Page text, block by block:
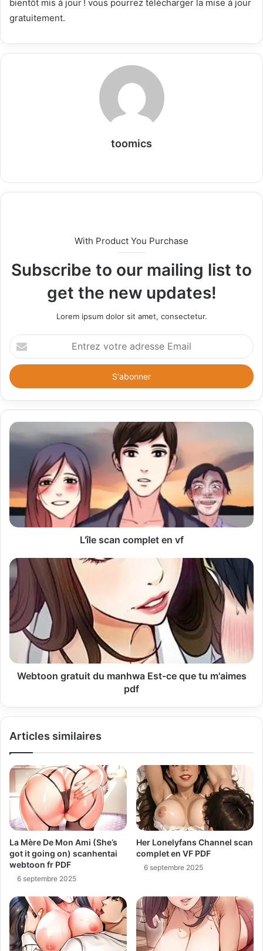
bientôt mis à jour ! vous pourrez télécharger la mise à jour
gratuitement.
toomics
b
e
With Product You Purchase
Subscribe to our mailing list to
get the new updates!
Lorem ipsum dolor sit amet, consectetur.
E
n
r
z
o
d
r
s
E
a
i
L'île scan complet en vf
Webtoon gratuit du manhwa Est-ce que tu m'aimes
pdf
Articles similaires
La Mère De Mon Ami (She’s
got it going on) scanhentai
webtoon fr PDF
6 septembre 2025
Her Lonelyfans Channel scan
complet en VF PDF
6 septembre 2025